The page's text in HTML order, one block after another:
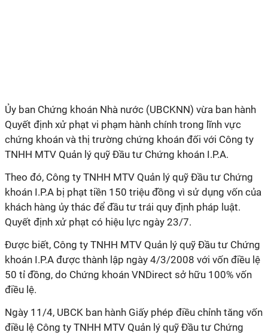
Ủy ban Chứng khoán Nhà nước (UBCKNN) vừa ban hành
Quyết định xử phạt vi phạm hành chính trong lĩnh vực
chứng khoán và thị trường chứng khoán đối với Công ty
TNHH MTV Quản lý quỹ Đầu tư Chứng khoán I.P.A.
Theo đó, Công ty TNHH MTV Quản lý quỹ Đầu tư Chứng
khoán I.P.A bị phạt tiền 150 triệu đồng vì sử dụng vốn của
khách hàng ủy thác để đầu tư trái quy định pháp luật.
Quyết định xử phạt có hiệu lực ngày 23/7.
Được biết, Công ty TNHH MTV Quản lý quỹ Đầu tư Chứng
khoán I.P.A được thành lập ngày 4/3/2008 với vốn điều lệ
50 tỉ đồng, do Chứng khoán VNDirect sở hữu 100% vốn
điều lệ.
Ngày 11/4, UBCK ban hành Giấy phép điều chỉnh tăng vốn
điều lệ Công ty TNHH MTV Quản lý quỹ Đầu tư Chứng